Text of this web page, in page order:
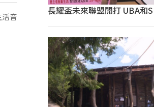
活音
長耀盃未來聯盟開打 UBA和